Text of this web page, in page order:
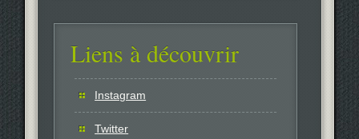
Liens à découvrir
Instagram
Twitter